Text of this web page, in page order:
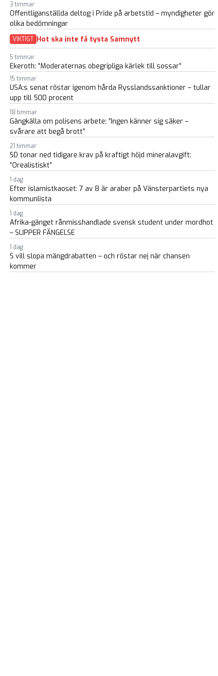
3 timmar
Offentliganställda deltog i Pride på arbetstid – myndigheter gör
olika bedömningar
VIKTIGT Hot ska inte få tysta Samnytt
5 timmar
Ekeroth: ”Moderaternas obegripliga kärlek till sossar”
15 timmar
USA:s senat röstar igenom hårda Rysslandssanktioner – tullar
upp till 500 procent
18 timmar
Gängkälla om polisens arbete: ”Ingen känner sig säker –
svårare att begå brott”
21 timmar
SD tonar ned tidigare krav på kraftigt höjd mineralavgift:
”Orealistiskt”
1 dag
Efter islamistkaoset: 7 av 8 är araber på Vänsterpartiets nya
kommunlista
1 dag
Afrika-gänget rånmisshandlade svensk student under mordhot
– SLIPPER FÄNGELSE
1 dag
S vill slopa mängdrabatten – och röstar nej när chansen
kommer